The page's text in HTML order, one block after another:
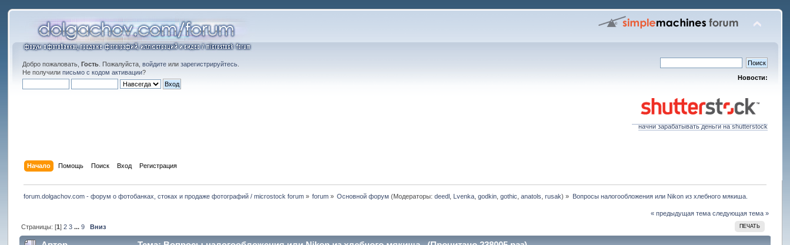
Добро пожаловать,Гость . Пожалуйста,войдите илизарегистрируйтесь
Не получилиписьмо с кодом активации?
Новости:
начни зарабатывать деньги на shutterstock
Начало Помощь Поиск Вход Регистрация
forum.dolgachov.com - форум о фотобанках, стоках и продаже фотографий / microstock forum» forum » Основной форум (Модераторы:deedl Lvenka ,godkin ,gothic ,anatols ,rusak) » Вопросы налогообложения или Nikon из хлебного мякиша.
« предыдущая тема следующая тема »
ПЕЧАТЬ
Страницы: [1] 2 3 ... 9 Вниз